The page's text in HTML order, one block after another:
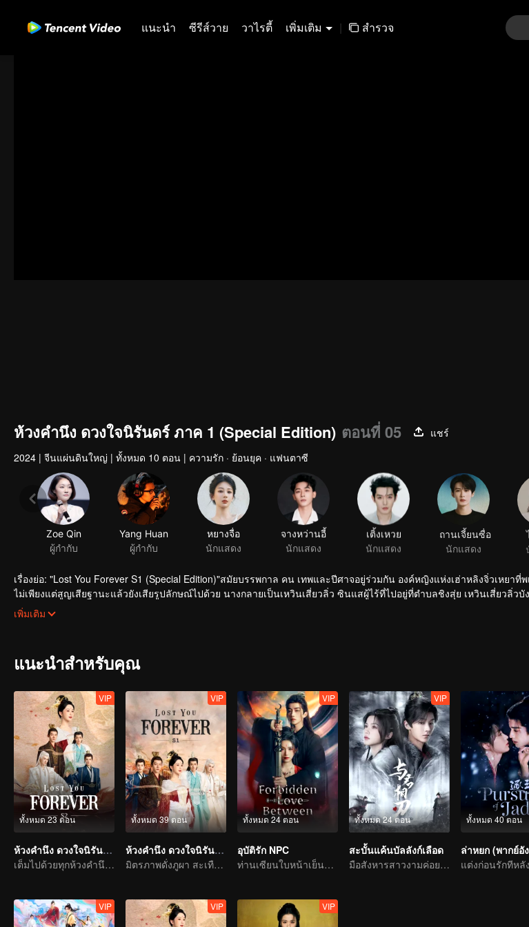
แนะนำ ซีรีส์วาย วาไรตี้ เพิ่มเติม | สำรวจ
ห้วงคำนึง ดวงใจนิรันดร์ ภาค 1 (Special Edition) ตอนที่ 05
แชร์
2024 | จีนแผ่นดินใหญ่ | ทั้งหมด 10 ตอน | ความรัก · ย้อนยุค · แฟนตาซี
Zoe Qin
ผู้กำกับ
Yang Huan
ผู้กำกับ
หยางจื่อ
นักแสดง
จางหว่านอี้
นักแสดง
เติ้งเหวย
นักแสดง
ถานเจี้ยนซื่อ
นักแสดง
เรื่องย่อ: "Lost You Forever S1 (Special Edition)"สมัยบรรพกาล คน เทพและปีศาจอยู่ร่วมกัน องค์หญิงแห่งเฮ่าหลิงจิ่วเหยา
ไม่เพียงแต่สูญเสียฐานะแล้วยังเสียรูปลักษณ์ไปด้วย นางกลายเป็นเหวินเสี่ยวลิ่ว ซินแสผู้ไร้ที่ไปอยู่ที่ตำบลชิงสุ่ย เหวินเสี่ยวลิ่ว
จากชิงชิวจนเกิดเป็นความรัก เชียงเสวียนองค์ชายแห่งเซวียนหยวนตามหาเสี่ยวเยาไปทั่วพิภพจนมาถึงตำบลชิงสุ่ย ได้มาพบกับ
เพิ่มเติม
แนะนำสำหรับคุณ
ทั้งหมด 23 ตอน
VIP
ห้วงคำนึง ดวงใจนิรันดร์ ภาค 2
เต็มไปด้วยทุกห้วงคำนึง เฝ้าตั้งตารอพบกันอีกครั้ง
ทั้งหมด 39 ตอน
VIP
ห้วงคำนึง ดวงใจนิรันดร์ ภาค 1
มิตรภาพดั่งภูผา สะเทือนทั่วปฐพี
ทั้งหมด 24 ตอน
VIP
อุบัติรัก NPC
ท่านเซียนใบหน้าเย็นชาติดด่านเคราะห์ความรัก ตกหลุมรักนางมารสาว
ทั้งหมด 24 ตอน
VIP
สะบั้นแค้นบัลลังก์เลือด
มือสังหารสาวงามค่อย ๆ ไล่ล่าองค์ชายแสนรัก
ทั้งหมด 40 ตอน
ล่าหยก (พากย์อั
VIP VIP VIP